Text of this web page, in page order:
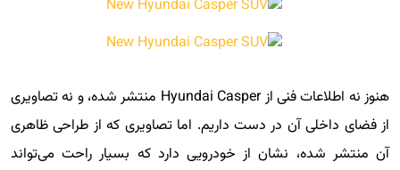
هنوز نه اطلاعات فنی از Hyundai Casper منتشر شده، و نه تصاویری
از فضای داخلی آن در دست داریم. اما تصاویری که از طراحی ظاهری
آن منتشر شده، نشان از خودرویی دارد که بسیار راحت می‌تواند